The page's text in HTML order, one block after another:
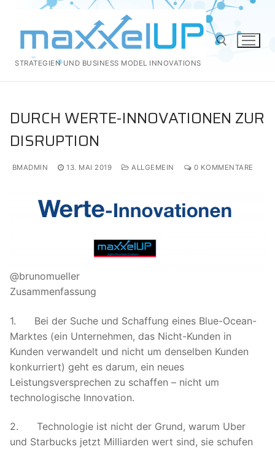
springen
STRATEGIEN UND BUSINESS MODEL INNOVATIONS
DURCH WERTE-INNOVATIONEN ZUR
DISRUPTION
BMADMIN 13. MAI 2019 ALLGEMEIN 0 KOMMENTARE
@brunomueller
Zusammenfassung
1. Bei der Suche und Schaffung eines Blue-Ocean-
Marktes (ein Unternehmen, das Nicht-Kunden in
Kunden verwandelt und nicht um denselben Kunden
konkurriert) geht es darum, ein neues
Leistungsversprechen zu schaffen – nicht um
technologische Innovation.
2. Technologie ist nicht der Grund, warum Uber
und Starbucks jetzt Milliarden wert sind, sie schufen